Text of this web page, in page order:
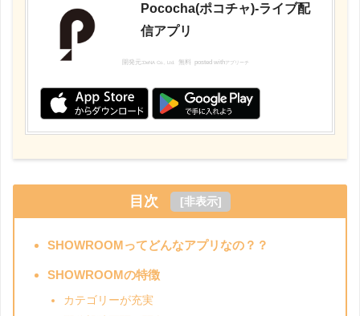
Pococha(ポコチャ)-ライブ配
信アプリ
開発元:DeNA Co., Ltd. 無料 posted withアプリーチ
目次 [非表示]
SHOWROOMってどんなアプリなの？？
SHOWROOMの特徴
カテゴリーが充実